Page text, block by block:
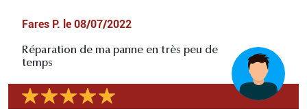
Fares P. le 08/07/2022
Réparation de ma panne en très peu de
temps